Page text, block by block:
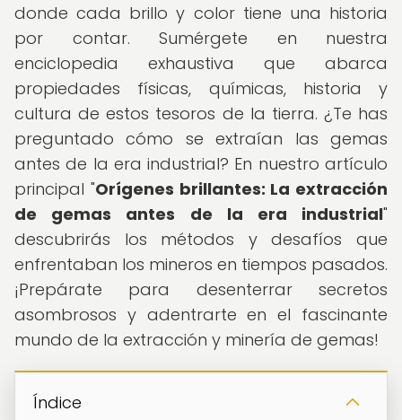
donde cada brillo y color tiene una historia
por contar. Sumérgete en nuestra
enciclopedia exhaustiva que abarca
propiedades físicas, químicas, historia y
cultura de estos tesoros de la tierra. ¿Te has
preguntado cómo se extraían las gemas
antes de la era industrial? En nuestro artículo
principal "Orígenes brillantes: La extracción
de gemas antes de la era industrial"
descubrirás los métodos y desafíos que
enfrentaban los mineros en tiempos pasados.
¡Prepárate para desenterrar secretos
asombrosos y adentrarte en el fascinante
mundo de la extracción y minería de gemas!
Índice